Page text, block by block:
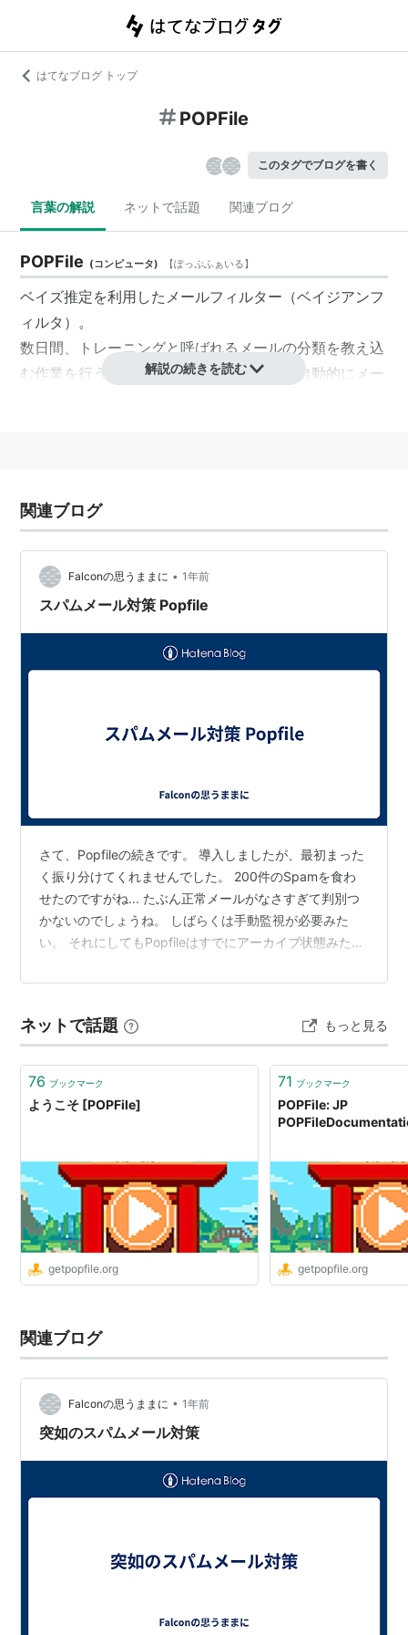
はてなブログ トップ
POPFile
このタグでブログを書く
言葉の解説 ネットで話題 関連ブログ
POPFile (コンピュータ) 【ぽっぷふぁいる】
ベイズ推定を利用したメールフィルター（ベイジアンフ
ィルタ）。
数日間、トレーニングと呼ばれるメールの分類を教え込
む作業を行うと、あとはかなり高い精度で自動的にメー
ベイズ（naive bayes）ってなんですか？
（中に、POPFile はどのようにしてメールを分類してい
るのか（How POPFile does email classification）の邦
解説の続きを読む
関連ブログ
Falconの思うままに • 1年前
スパムメール対策 Popfile
さて、Popfileの続きです。 導入しましたが、最初まった
く振り分けてくれませんでした。 200件のSpamを食わ
せたのですがね... たぶん正常メールがなさすぎて判別つ
かないのでしょうね。 しばらくは手動監視が必要みた
い。 それにしてもPopfileはすでにアーカイブ状態みたい
い感じです。 ローカル側のヘッダ振り分けで迷惑メール
経由でクラウドサーバーへアクセスしてWebインターフ
ェイスなので どこからも設定できてとても便利です。
2011年が最終更新ですが、先を行ってましたね。（笑…
ネットで話題 もっと見る
76 ブックマーク
ようこそ [POPFile]
getpopfile.org
71 ブックマーク
POPFile: JP
getpopfile.org
関連ブログ
Falconの思うままに • 1年前
突如のスパムメール対策